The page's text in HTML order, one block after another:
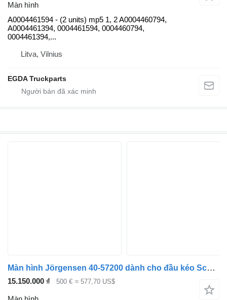
Màn hình
A0004461594 - (2 units) mp5 1, 2 A0004460794,
A0004461394, 0004461594, 0004460794,
0004461394,...
Litva, Vilnius
EGDA Truckparts
Màn hình Jörgensen 40-57200 dành cho đầu kéo Scania P,G,R,T-series (2004-2017)
15.150.000 ₫ 500 € ≈ 577,70 US$